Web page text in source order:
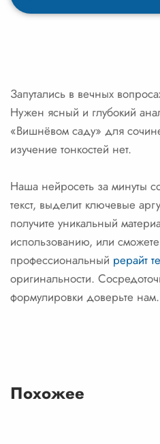
Запутались в вечных
Нужен ясный и глубокий
«Вишнёвом саду» для
изучение тонкостей нет.
Наша нейросеть за минуты
текст, выделит ключевые
получите уникальный
использованию, или
профессиональный рерайт
оригинальности.
формулировки доверьте нам.
Похожее